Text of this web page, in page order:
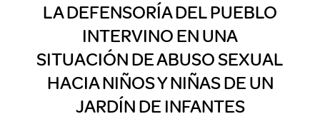
LA DEFENSORÍA DEL PUEBLO
INTERVINO EN UNA
SITUACIÓN DE ABUSO SEXUAL
HACIA NIÑOS Y NIÑAS DE UN
JARDÍN DE INFANTES